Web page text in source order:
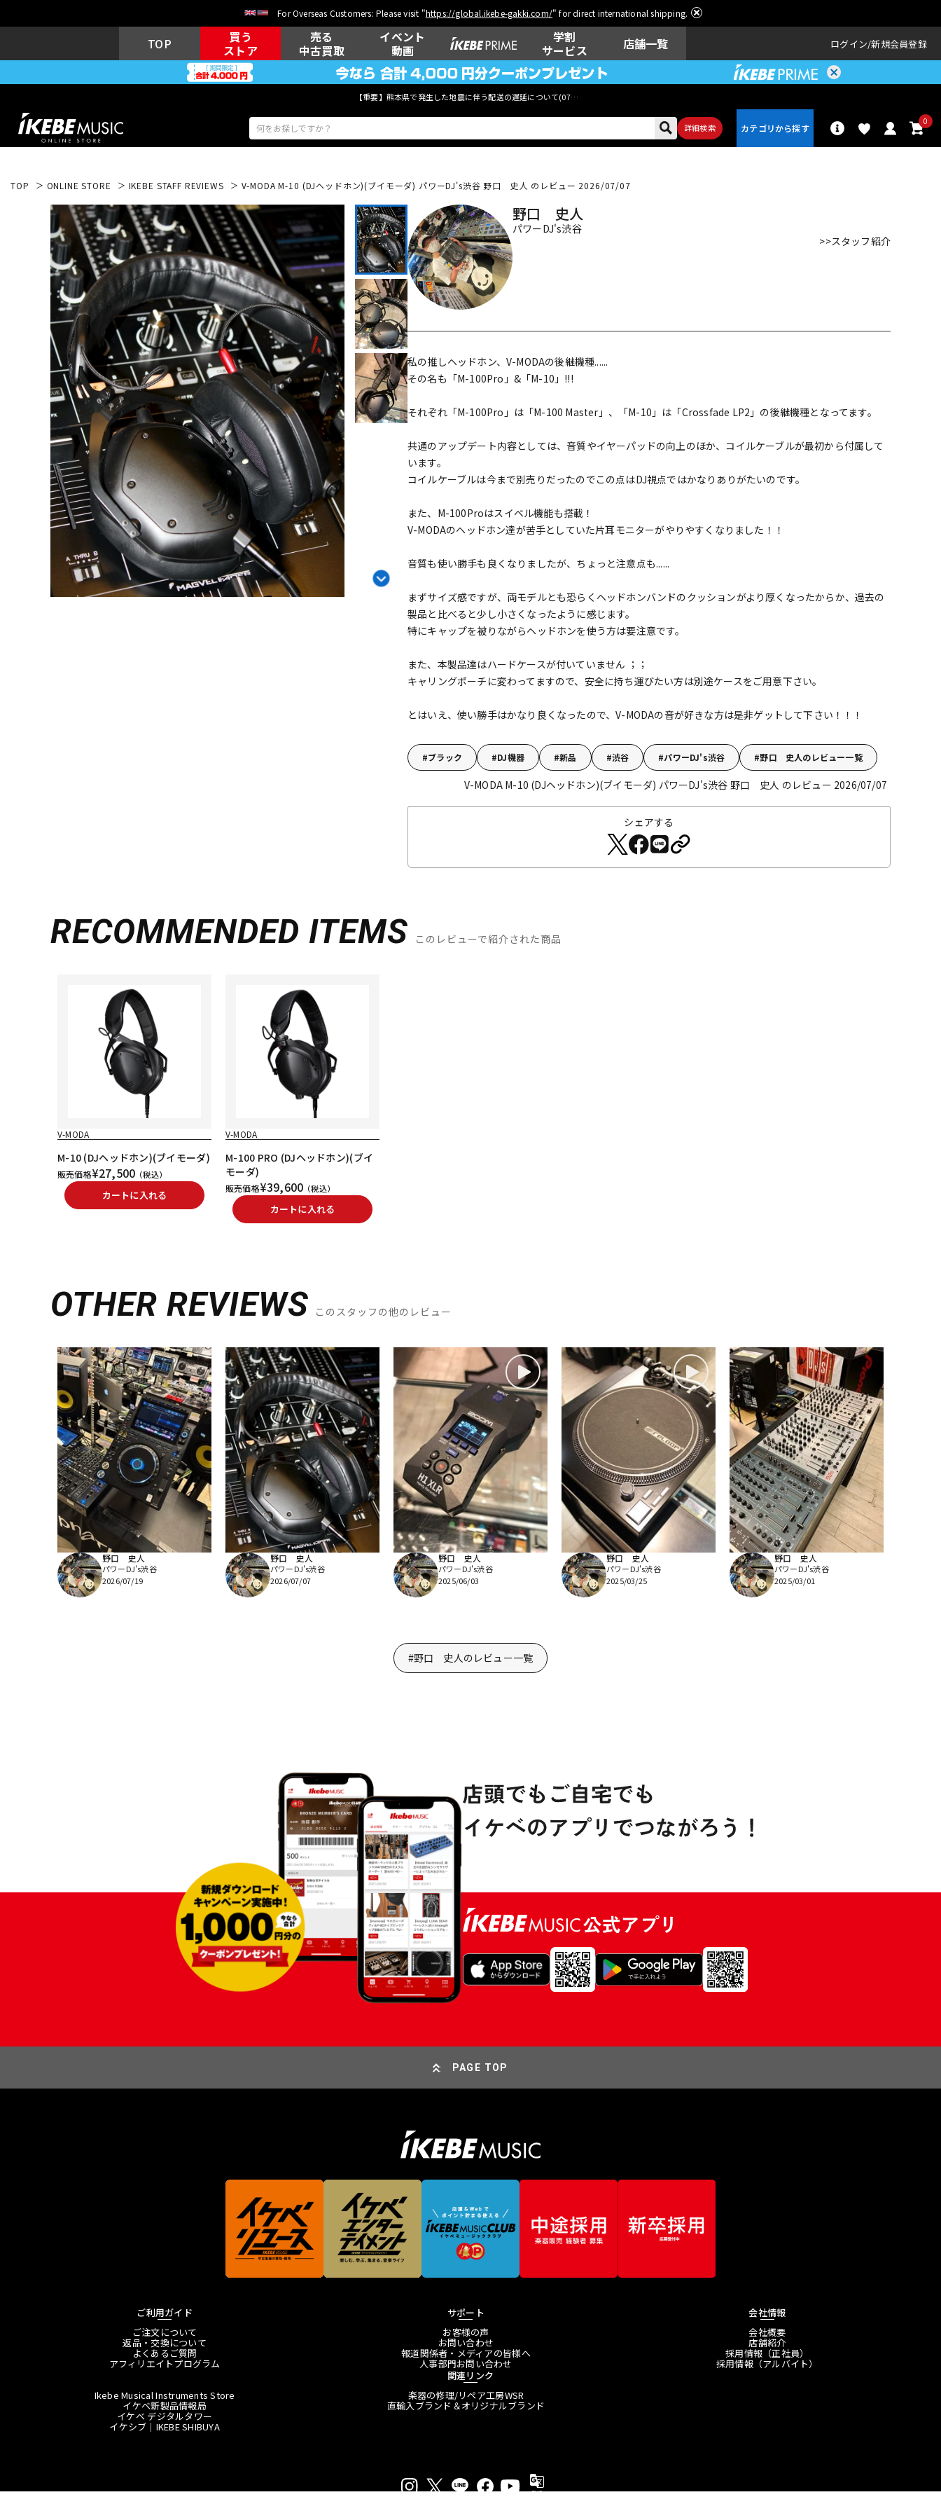
For Overseas Customers: Please visit "https://global.ikebe-gakki.com/" for direct international shipping.
TOP
買う
ストア
売る
中古買取
イベント
動画
学割
サービス
店舗一覧 ログイン 新規会員登録
【重要】熊本県で発生した地震に伴う配送の遅延について(07月29日
詳細検索
0
エレキギター アコギ/エレ
アコ ベース
キーボード 電子ピアノ 管楽器
DJ機器 DTM DTM オンラ
イン納品 グ機器 機器 リ
中古 ヴィンテージ
TOP ONLINE STORE IKEBE STAFF REVIEWS V-MODA M-10 (DJヘッドホン)(ブイモーダ) パワーDJ's渋谷 野口 史人 のレビュー 2026/07/07
野口 史人
パワーDJ's渋谷
>>スタッフ紹介
私の推しヘッドホン、V-MODAの後継機種......
その名も「M-100Pro」&「M-10」!!!
それぞれ「M-100Pro」は「M-100 Master」、「M-10」は「Crossfade LP2」の後継機種となってます。
共通のアップデート内容としては、音質やイヤーパッドの向上のほか、コイルケーブルが最初から付属して
います。
コイルケーブルは今まで別売りだったのでこの点はDJ視点ではかなりありがたいのです。
また、M-100Proはスイベル機能も搭載！
V-MODAのヘッドホン達が苦手としていた片耳モニターがやりやすくなりました！！
音質も使い勝手も良くなりましたが、ちょっと注意点も......
まずサイズ感ですが、両モデルとも恐らくヘッドホンバンドのクッションがより厚くなったからか、過去の
製品と比べると少し小さくなったように感じます。
特にキャップを被りながらヘッドホンを使う方は要注意です。
また、本製品達はハードケースが付いていません ；；
キャリングポーチに変わってますので、安全に持ち運びたい方は別途ケースをご用意下さい。
とはいえ、使い勝手はかなり良くなったので、V-MODAの音が好きな方は是非ゲットして下さい！！！
ブラック DJ機器 新品 渋谷 パワーDJ's渋谷 野口 史人のレビュー一覧
V-MODA M-10 (DJヘッドホン)(ブイモーダ) パワーDJ's渋谷 野口 史人 のレビュー 2026/07/07
シェアする
RECOMMENDED ITEMS このレビューで紹介された商品
V-MODA
M-10 (DJヘッドホン)(ブイモーダ)
販売価格¥27,500 （税込）
カートに入れる
V-MODA
M-100 PRO (DJヘッドホン)(ブイ
モーダ)
販売価格¥39,600 （税込）
カートに入れる
OTHER REVIEWS このスタッフの他のレビュー
野口 史人
パワーDJ's渋谷
2026/07/19
野口 史人
パワーDJ's渋谷
2026/07/07
野口 史人
パワーDJ's渋谷
2025/06/03
野口 史人
パワーDJ's渋谷
2025/03/25
野口 史人
パワーDJ's渋谷
2025/03/01
#野口 史人のレビュー一覧
PAGE TOP
ご利用ガイド
ご注文について
返品・交換について
よくあるご質問
アフィリエイトプログラム
サポート
お客様の声
お問い合わせ
報道関係者・メディアの皆様へ
人事部門お問い合わせ
会社情報
会社概要
店舗紹介
採用情報（正社員）
採用情報（アルバイト）
関連リンク
Ikebe Musical Instruments Store
イケベ新製品情報局
イケベ デジタルタワー
イケシブ｜IKEBE SHIBUYA
楽器の修理/リペア工房WSR
直輸入ブランド＆オリジナルブランド